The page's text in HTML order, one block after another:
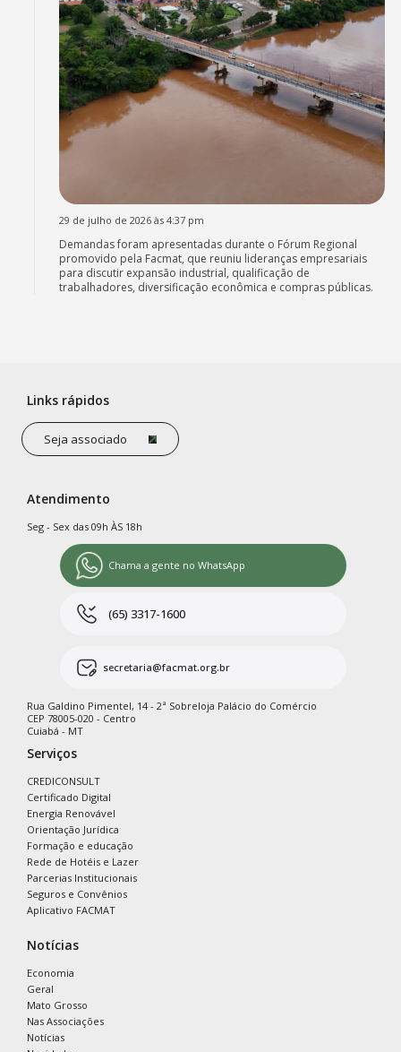
29 de julho de 2026 às 4:37 pm
Demandas foram apresentadas durante o Fórum Regional
promovido pela Facmat, que reuniu lideranças empresariais
para discutir expansão industrial, qualificação de
trabalhadores, diversificação econômica e compras públicas.
Links rápidos
Seja associado
Atendimento
Seg - Sex das 09h ÀS 18h
Chama a gente no WhatsApp
(65) 3317-1600
secretaria@facmat.org.br
Rua Galdino Pimentel, 14 - 2ª Sobreloja Palácio do Comércio
CEP 78005-020 - Centro
Cuiabá - MT
Serviços
CREDICONSULT
Certificado Digital
Energia Renovável
Orientação Jurídica
Formação e educação
Rede de Hotéis e Lazer
Parcerias Institucionais
Seguros e Convênios
Aplicativo FACMAT
Notícias
Economia
Geral
Mato Grosso
Nas Associações
Notícias